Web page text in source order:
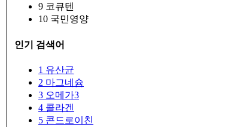
9 코큐텐
10 국민영양
인기 검색어
1 유산균
2 마그네슘
3 오메가3
4 콜라겐
5 콘드로이친